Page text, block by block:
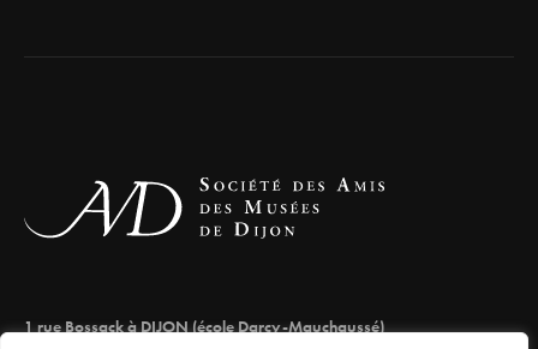
1 rue Bossack à DIJON (école Darcy-Mauchaussé)